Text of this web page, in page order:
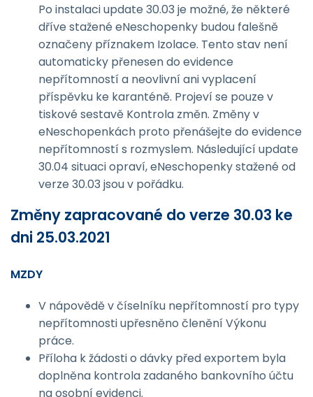
Po instalaci update 30.03 je možné, že některé
dříve stažené eNeschopenky budou falešně
označeny příznakem Izolace. Tento stav není
automaticky přenesen do evidence
nepřítomností a neovlivní ani vyplacení
příspěvku ke karanténě. Projeví se pouze v
tiskové sestavě Kontrola změn. Změny v
eNeschopenkách proto přenášejte do evidence
nepřítomností s rozmyslem. Následující update
30.04 situaci opraví, eNeschopenky stažené od
verze 30.03 jsou v pořádku.
Změny zapracované do verze 30.03 ke
dni 25.03.2021
MZDY
V nápovědě v číselníku nepřítomností pro typy
nepřítomnosti upřesněno členění Výkonu
práce.
Příloha k žádosti o dávky před exportem byla
doplněna kontrola zadaného bankovního účtu
na osobní evidenci.